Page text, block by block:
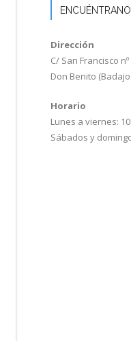
Dirección
C/ San Francisco nº
Don Benito
Horario
Lunes a viernes:
Sábados y